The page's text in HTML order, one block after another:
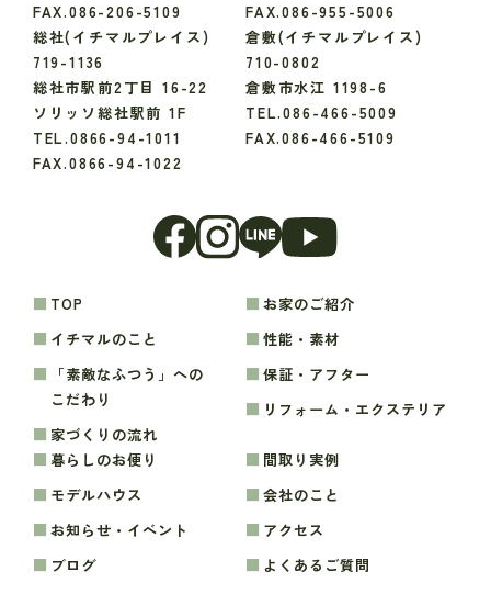
FAX.086-206-5109
FAX.086-955-5006
総社(イチマルプレイス)
719-1136
総社市駅前2丁目 16-22
ソリッソ総社駅前 1F
TEL.0866-94-1011
FAX.0866-94-1022
倉敷(イチマルプレイス)
710-0802
倉敷市水江 1198-6
TEL.086-466-5009
FAX.086-466-5109
TOP
イチマルのこと
「素敵なふつう」への
こだわり
家づくりの流れ
お家のご紹介
性能・素材
保証・アフター
リフォーム・エクステリア
暮らしのお便り
モデルハウス
お知らせ・イベント
ブログ
間取り実例
会社のこと
アクセス
よくあるご質問